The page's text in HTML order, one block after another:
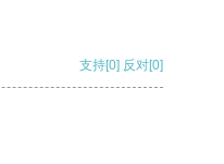
支持[0] 反对[0]